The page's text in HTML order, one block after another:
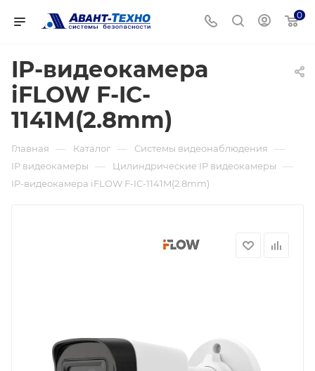
0
IP-видеокамера
iFLOW F-IC-
1141M(2.8mm)
Главная — Каталог — Системы видеонаблюдения —
IP видеокамеры — Цилиндрические IP видеокамеры —
IP-видеокамера iFLOW F-IC-1141M(2.8mm)